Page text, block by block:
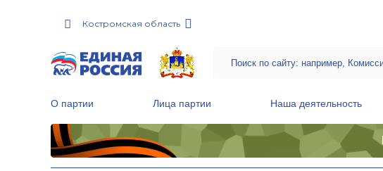
Костромская область
О партии Лица партии Наша деятельность